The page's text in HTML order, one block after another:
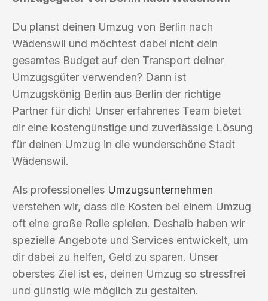
Du planst deinen Umzug von Berlin nach
Wädenswil und möchtest dabei nicht dein
gesamtes Budget auf den Transport deiner
Umzugsgüter verwenden? Dann ist
Umzugskönig Berlin aus Berlin der richtige
Partner für dich! Unser erfahrenes Team bietet
dir eine kostengünstige und zuverlässige Lösung
für deinen Umzug in die wunderschöne Stadt
Wädenswil.
Als professionelles Umzugsunternehmen
verstehen wir, dass die Kosten bei einem Umzug
oft eine große Rolle spielen. Deshalb haben wir
spezielle Angebote und Services entwickelt, um
dir dabei zu helfen, Geld zu sparen. Unser
oberstes Ziel ist es, deinen Umzug so stressfrei
und günstig wie möglich zu gestalten.